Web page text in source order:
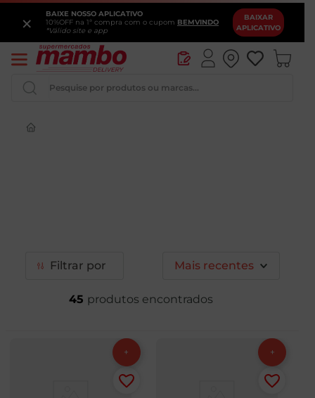
BAIXE NOSSO APLICATIVO
10%OFF na 1ª compra com o cupom BEMVINDO
*Válido site e app
BAIXAR
APLICATIVO
×
Pesquise por produtos ou marcas...
Filtrar Mais recentes
45